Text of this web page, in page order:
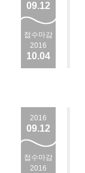
09.12
접수마감
2016
10.04
2016
09.12
접수마감
2016